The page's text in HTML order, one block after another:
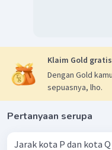
Klaim Gold
Dengan Gold
sepuasnya, lho.
Pertanyaan serupa
Jarak kota P dan kota